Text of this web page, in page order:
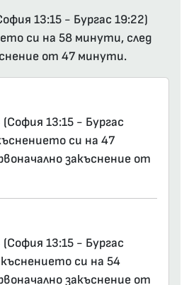
13:15 - Бургас 19:22)
си на 58 минути, след
от 47 минути.
13:15 - Бургас
си на 47
закъснение от
13:15 - Бургас
си на 54
закъснение от